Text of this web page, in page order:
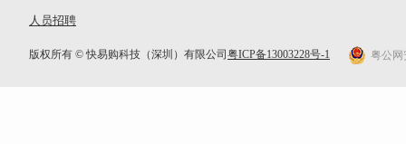
人员招聘
版权所有 © 快易购科技（深圳）有限公司 粤ICP备13003228号-1 粤公网